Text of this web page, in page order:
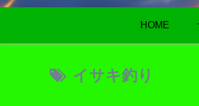
HOME
イサキ釣り